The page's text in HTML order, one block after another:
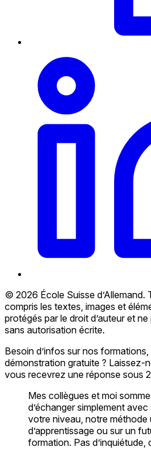
© 2026 École Suisse d’Allemand.
compris les textes, images et
protégés par le droit d’auteur et
sans autorisation écrite.
Besoin d’infos sur nos
démonstration gratuite ?
vous recevrez une réponse sous
Mes collègues et moi
d’échanger simplement
votre niveau, notre méthode
d’apprentissage ou sur un
formation. Pas d’inquiétude,